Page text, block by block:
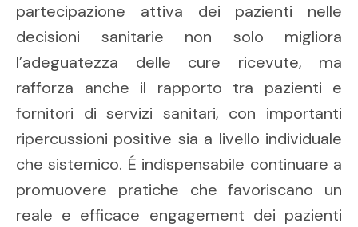
partecipazione attiva dei pazienti nelle
decisioni sanitarie non solo migliora
l’adeguatezza delle cure ricevute, ma
rafforza anche il rapporto tra pazienti e
fornitori di servizi sanitari, con importanti
ripercussioni positive sia a livello individuale
che sistemico. É indispensabile continuare a
promuovere pratiche che favoriscano un
reale e efficace engagement dei pazienti